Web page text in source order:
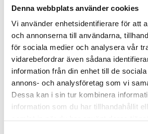
Denna webbplats använder cookies
Vi använder enhetsidentifierare för att
och annonserna till användarna,
för sociala medier och analysera vår
vidarebefordrar även sådana
information från din enhet till de
annons- och analysföretag som vi
Dessa kan i sin tur kombinera
information som du har tillhandahållit
Storsäljande
2 395
2 595 kr
1 495
3 145kr
Lägg till i favoriter